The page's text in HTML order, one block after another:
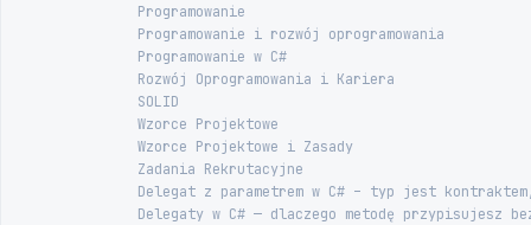
Programowanie
Programowanie i rozwój oprogramowania
Programowanie w C#
Rozwój Oprogramowania i Kariera
SOLID
Wzorce Projektowe
Wzorce Projektowe i Zasady
Zadania Rekrutacyjne
Delegat z parametrem w C# – typ jest
Delegaty w C# — dlaczego metodę przypisujesz